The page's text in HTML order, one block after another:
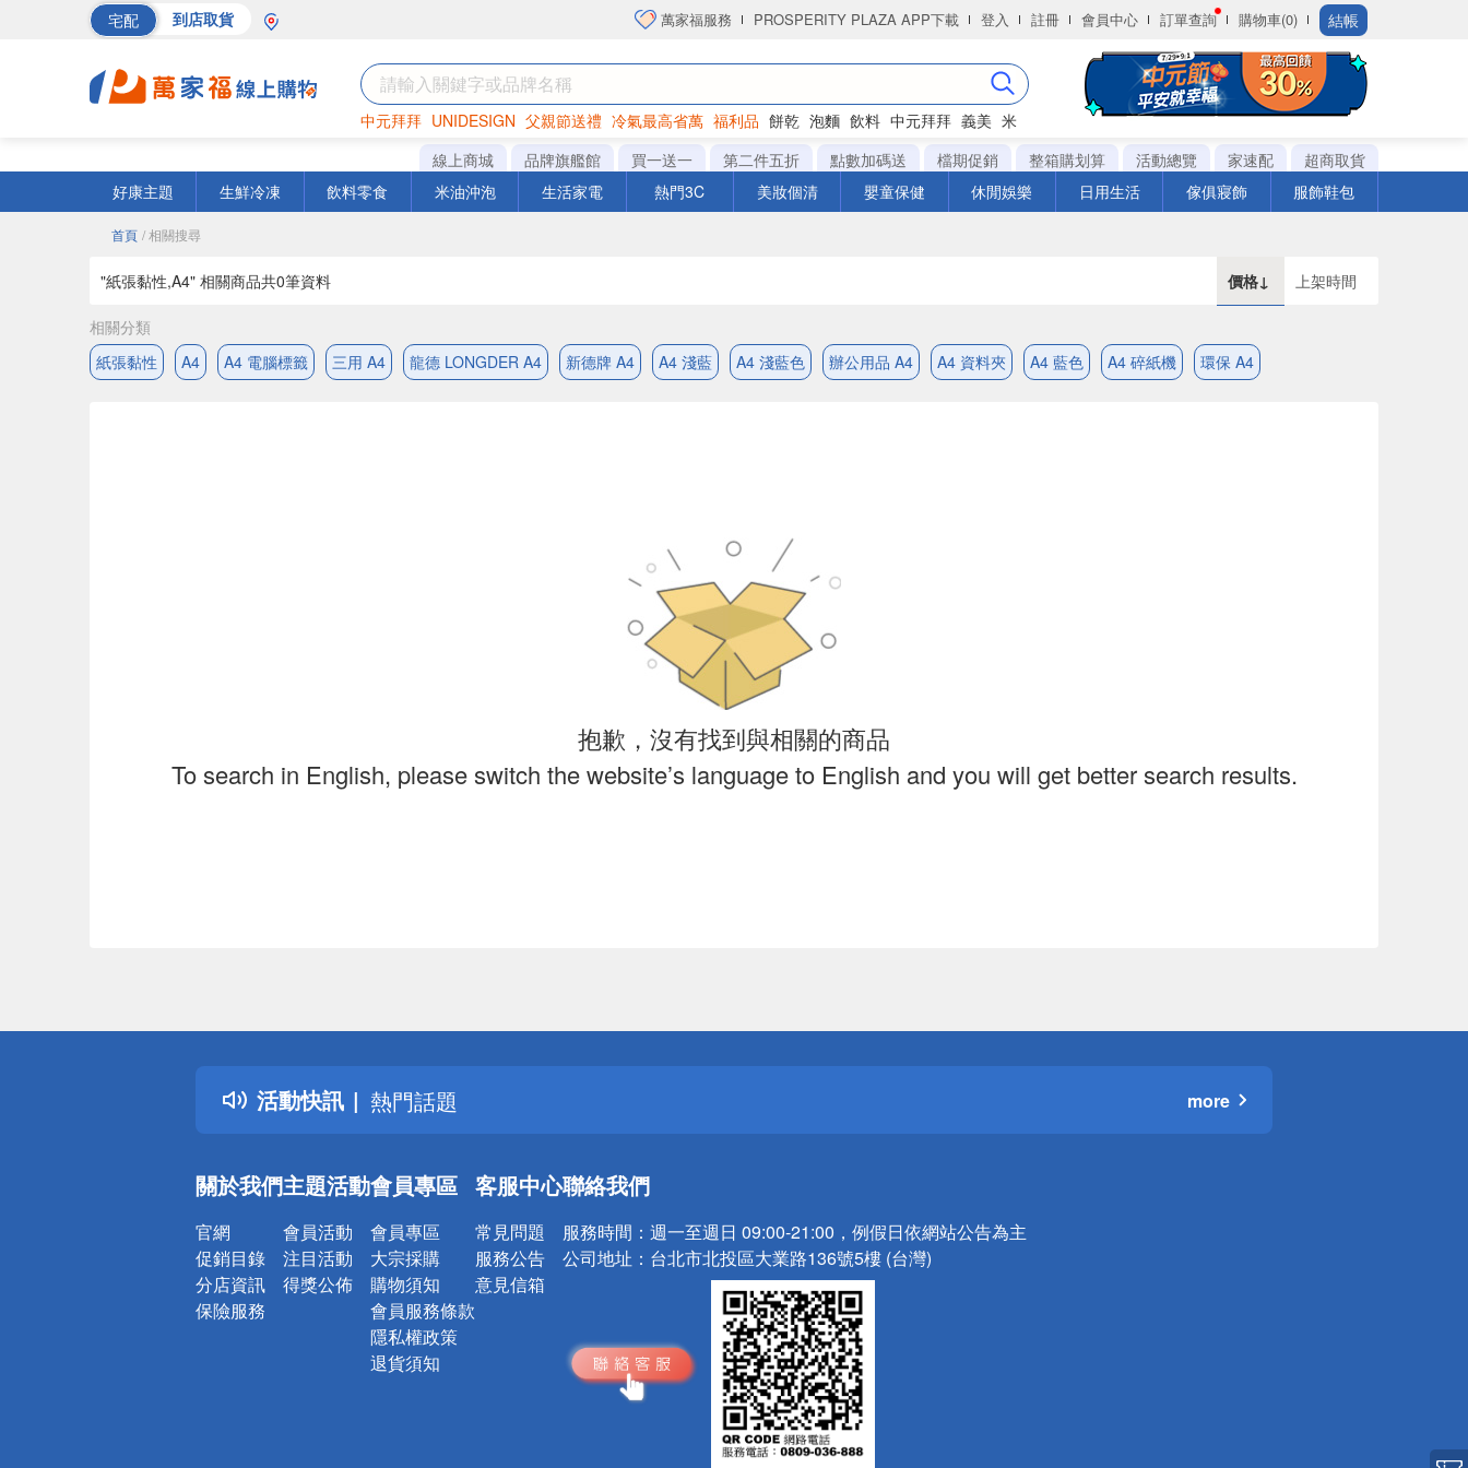
宅配 到店取貨 萬家福服務 PROSPERITY PLAZA APP下載 登入 註冊 會員中心 訂單查詢 購物車(0) 結帳
中元拜拜 UNIDESIGN 父親節送禮 冷氣最高省萬 福利品 餅乾 泡麵 飲料 中元拜拜 義美 米
罐頭 海苔 洋芋片
線上商城 品牌旗艦館 買一送一 第二件五折 點數加碼送 檔期促銷 整箱購划算 活動總覽 家速配
超商取貨
好康主題
生鮮冷凍 飲料零食 米油沖泡 生活家電 熱門3C 美妝個清 嬰童保健 休閒娛樂 日用生活 傢俱寢飾 服飾鞋包
首頁 / 相關搜尋
"紙張黏性,A4" 相關商品共0筆資料 價格↓ 上架時間
相關分類
紙張黏性
A4 A4 電腦標籤 三用 A4 龍德 LONGDER A4 新德牌 A4 A4 淺藍 A4 淺藍色 辦公用品 A4 A4 資料夾 A4 藍色 A4 碎紙機 環保 A4
抱歉，沒有找到與相關的商品
To search in English, please switch the website’s language to English and you will get better search results.
活動快訊
詐騙網頁！請小心！
得獎公告
熱門話題
銀行優惠
詐騙網頁！請小心！
more
關於我們
官網
促銷目錄
分店資訊
保險服務
主題活動
會員活動
注目活動
得獎公佈
會員專區
會員專區
大宗採購
購物須知
會員服務條款
隱私權政策
退貨須知
客服中心
常見問題
服務公告
意見信箱
聯絡我們
服務時間： 週一至週日 09:00-21:00，例假日依網站公告為主
公司地址： 台北市北投區大業路136號5樓 (台灣)